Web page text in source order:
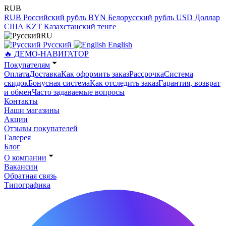
RUB
RUB Российский рубль BYN Белорусский рубль USD Доллар
США KZT Казахстанский тенге
RU
Русский
English
🔥 ДЕМО-НАВИГАТОР
Покупателям
ОплатаДоставкаКак оформить заказРассрочкаСистема
скидокБонусная системаКак отследить заказГарантия, возврат
и обменЧасто задаваемые вопросы
Контакты
Наши магазины
Акции
Отзывы покупателей
Галерея
Блог
О компании
Вакансии
Обратная связь
Типографика